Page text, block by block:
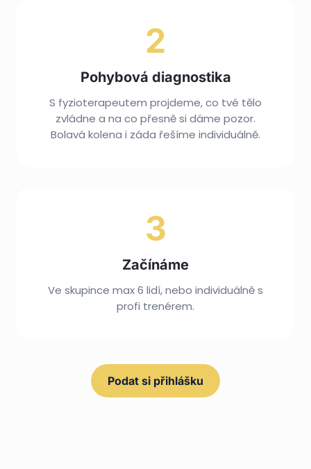
2
Pohybová diagnostika
S fyzioterapeutem projdeme, co tvé tělo
zvládne a na co přesně si dáme pozor.
Bolavá kolena i záda řešíme individuálně.
3
Začínáme
Ve skupince max 6 lidí, nebo individuálně s
profi trenérem.
Podat si přihlášku